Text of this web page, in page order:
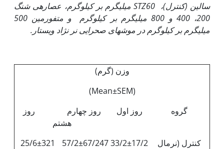
سالین (کنترل)،
STZ60 میلی‏گرم بر کیلوگرم، عصاره­ی شنگ
200، 400 و 800 میلی‏گرم بر کیلوگرم و متفورمین 500
میلی‏گرم بر کیلوگرم در موش­های صحرایی نر نژاد ویستار.
وزن (گرم)
(Mean±SEM)
گروه
روز اول
روز چهارم روز
هشتم
کنترل (نرمال
33/2±17/2
57/2±67/247
25/6±321